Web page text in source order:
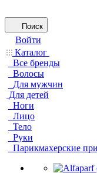
Поиск
Войти
Каталог
Все бренды
Волосы
Для мужчин
Для детей
Ноги
Лицо
Тело
Руки
Парикмахерские